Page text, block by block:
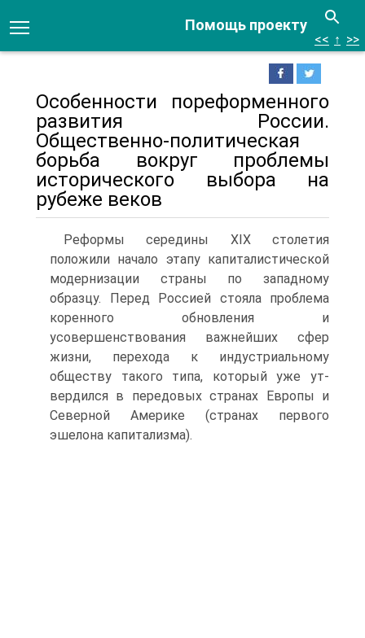
Помощь проекту
<< ↑ >>
Особенности пореформенного
развития России.
Общественно-политическая
борьба вокруг проблемы
исторического выбора на
рубеже веков
Реформы середины XIX столетия
положили начало эта­пу капиталистической
модернизации страны по западному
образцу. Перед Россией стояла проблема
коренного обновле­ния и
усовершенствования важнейших сфер
жизни, перехода к индустриальному
обществу такого типа, который уже ут­
вердился в передовых странах Европы и
Северной Америке (странах первого
эшелона капитализма).